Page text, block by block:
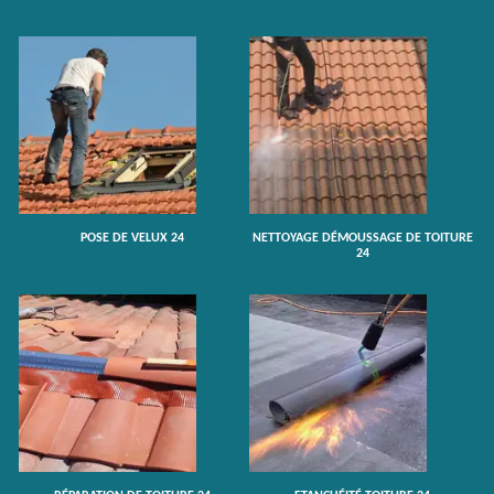
POSE DE VELUX 24
NETTOYAGE DÉMOUSSAGE DE TOITURE
24